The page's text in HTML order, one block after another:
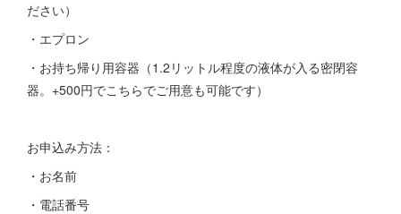
ださい）
・エプロン
・お持ち帰り用容器（1.2リットル程度の液体が入る密閉容
器。+500円でこちらでご用意も可能です）
お申込み方法：
・お名前
・電話番号